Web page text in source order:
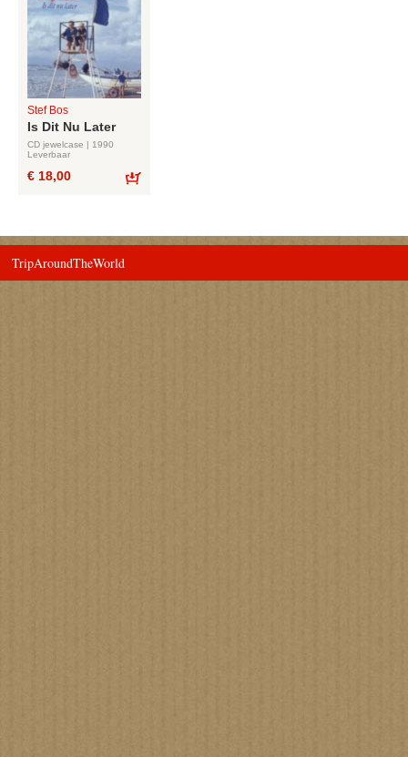
Stef Bos
Is Dit Nu Later
CD jewelcase | 1990
Leverbaar
€ 18,00
TripAroundTheWorld